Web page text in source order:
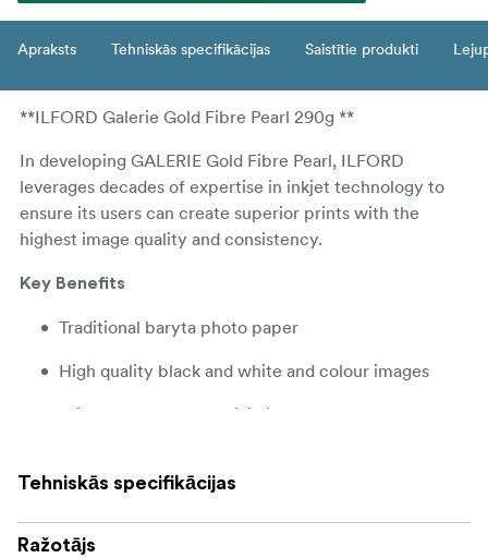
Apraksts Tehniskās specifikācijas Saistītie produkti
**ILFORD Galerie Gold Fibre Pearl 290g **
In developing GALERIE Gold Fibre Pearl, ILFORD
leverages decades of expertise in inkjet technology to
ensure its users can create superior prints with the
highest image quality and consistency.
Key Benefits
Traditional baryta photo paper
High quality black and white and colour images
Wide color range for vivid images
Ink Type: Pigmented
Tehniskās specifikācijas
Ražotājs